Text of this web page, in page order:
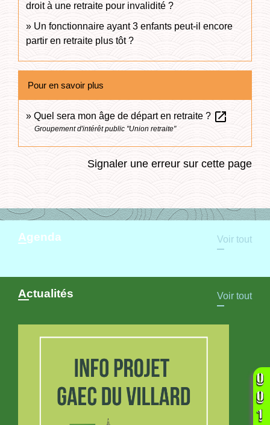
droit à une retraite pour invalidité ?
Un fonctionnaire ayant 3 enfants peut-il encore
partir en retraite plus tôt ?
Pour en savoir plus
Quel sera mon âge de départ en retraite ? open_in_new
Groupement d'intérêt public "Union retraite"
Signaler une erreur sur cette page
Agenda Voir tout
Actualités Voir tout